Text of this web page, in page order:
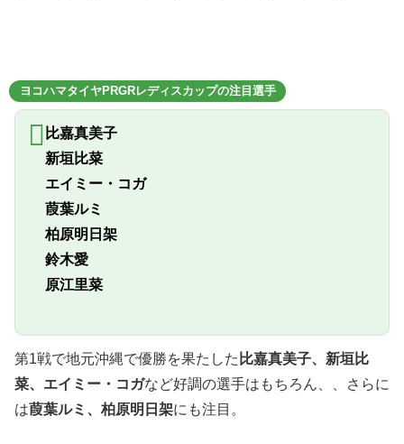
ヨコハマタイヤPRGRレディスカップの注目選手
比嘉真美子
新垣比菜
エイミー・コガ
葭葉ルミ
柏原明日架
鈴木愛
原江里菜
第1戦で地元沖縄で優勝を果たした 比嘉真美子、新垣比
菜、エイミー・コガなど好調の選手はもちろん、、さらに
は葭葉ルミ、柏原明日架にも注目。